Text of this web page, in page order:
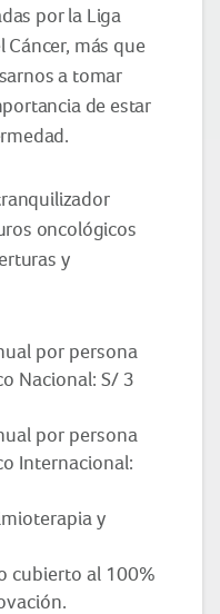
por la Liga
Cáncer, más que
a tomar
de estar
oncológicos
y
por persona
Nacional: S/ 3
por persona
Internacional:
y
cubierto al 100%